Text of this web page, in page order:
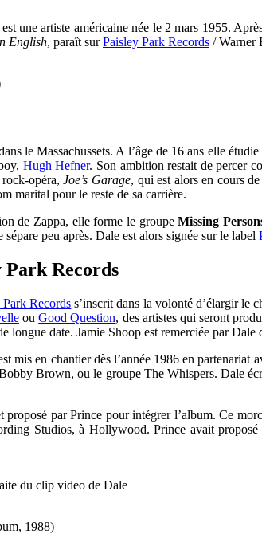
est une artiste américaine née le 2 mars 1955.
English, paraît surPaisley Park Records / Warner
le Massachussets. A l’âge de 16 ans elle
Hugh Hefner. Son ambition restait de percer
rock-opéra,Joe’s Garage, qui est alors en cours
marital pour le reste de sa carrière.
de Zappa, elle forme le groupeMissing
peu après. Dale est alors signée sur le label
Park Records
Park Records s’inscrit dans la volonté d’élargir le
ouGood Question, des artistes qui seront
longue date. Jamie Shoop est remerciée par
mis en chantier dès l’année 1986 en partenariat
Brown, ou le groupe The Whispers. Dale
proposé par Prince pour intégrer l’album. Ce
Studios, à Hollywood. Prince avait proposé
du clip video de Dale
1988)